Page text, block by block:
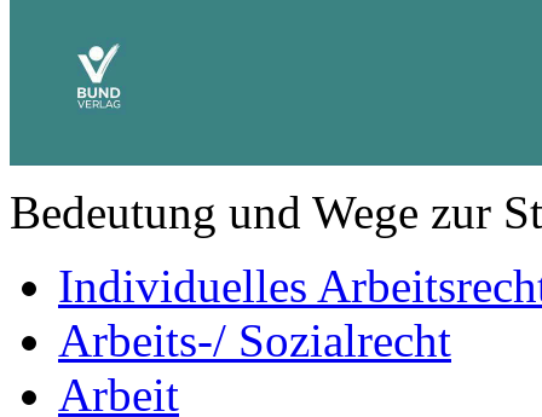
Bedeutung und Wege zur
Individuelles
Arbeits-/ Sozialrecht
Arbeit